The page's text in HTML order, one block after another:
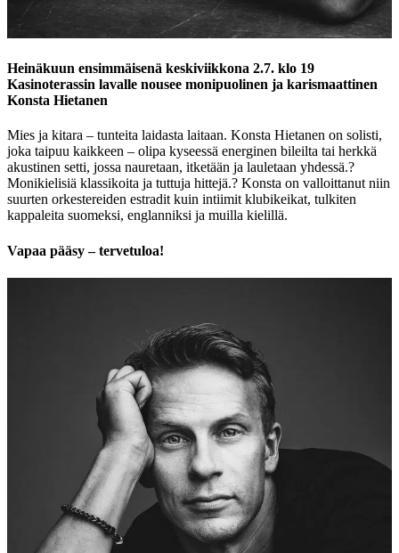
Heinäkuun ensimmäisenä keskiviikkona 2.7. klo 19
Kasinoterassin lavalle nousee monipuolinen ja karismaattinen
Konsta Hietanen
Mies ja kitara – tunteita laidasta laitaan. Konsta Hietanen on solisti,
joka taipuu kaikkeen – olipa kyseessä energinen bileilta tai herkkä
akustinen setti, jossa nauretaan, itketään ja lauletaan yhdessä.?
Monikielisiä klassikoita ja tuttuja hittejä.? Konsta on valloittanut niin
suurten orkestereiden estradit kuin intiimit klubikeikat, tulkiten
kappaleita suomeksi, englanniksi ja muilla kielillä.
Vapaa pääsy – tervetuloa!